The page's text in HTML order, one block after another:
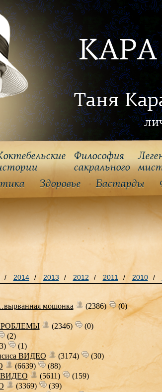
Таня
Философия
cакрального
Здоровье Бастарды
/ 2014 / 2013 / 2012 / 2011 / 2010 /
мошонка (2386)
(0)
(2346)
(0)
(2)
(1)
ВИДЕО
(3174)
(30)
(6639)
(88)
ВИДЕО
(5611)
(159)
(3369)
(39)